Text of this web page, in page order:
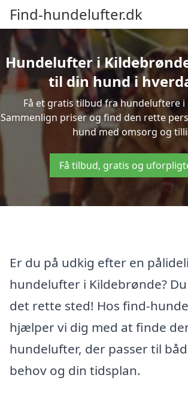
Find-hundelufter.dk
Hundelufter i
til din hund i
Få et gratis tilbud fra hundeluftere i
Sammenlign priser og find den rette
hund med omsorg og
Få tilbud, gratis og
Er du på udkig efter en
hundelufter i Kildebrønde?
det rette sted! Hos find-
hjælper vi dig med at finde
hundelufter, der passer til
behov og din tidsplan.